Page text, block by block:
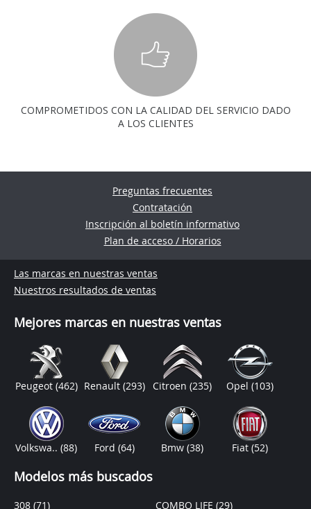
COMPROMETIDOS CON LA CALIDAD DEL SERVICIO DADO
A LOS CLIENTES
Preguntas frecuentes
Contratación
Inscripción al boletín informativo
Plan de acceso / Horarios
Las marcas en nuestras ventas
Nuestros resultados de ventas
Mejores marcas en nuestras ventas
Peugeot (462) Renault (293) Citroen(235) Opel(103)
Volkswa..(88) Ford (64) Bmw(38) Fiat(52)
Modelos más buscados
308 (71) COMBO LIFE (29)